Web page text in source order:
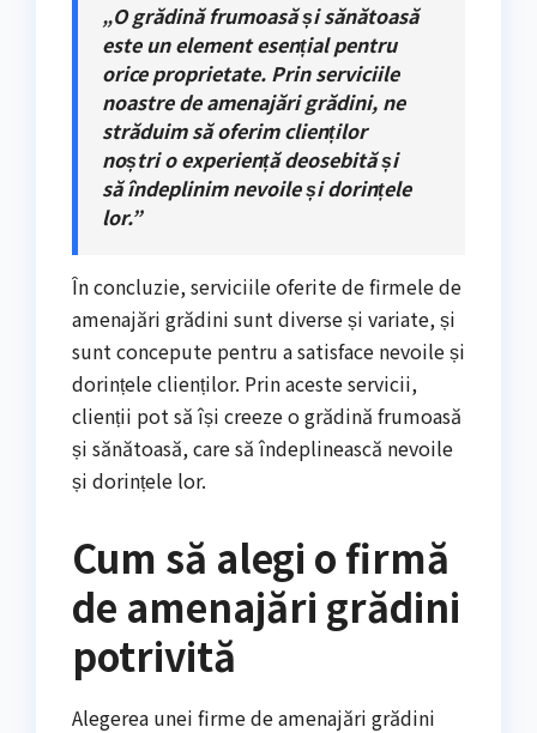
„O grădină frumoasă și sănătoasă
este un element esențial pentru
orice proprietate. Prin serviciile
noastre de amenajări grădini, ne
străduim să oferim clienților
noștri o experiență deosebită și
să îndeplinim nevoile și dorințele
lor.”
În concluzie, serviciile oferite de firmele de
amenajări grădini sunt diverse și variate, și
sunt concepute pentru a satisface nevoile și
dorințele clienților. Prin aceste servicii,
clienții pot să își creeze o grădină frumoasă
și sănătoasă, care să îndeplinească nevoile
și dorințele lor.
Cum să alegi o firmă
de amenajări grădini
potrivită
Alegerea unei firme de amenajări grădini